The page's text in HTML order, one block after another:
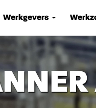
Werkgevers